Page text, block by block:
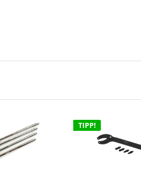
TIPP!